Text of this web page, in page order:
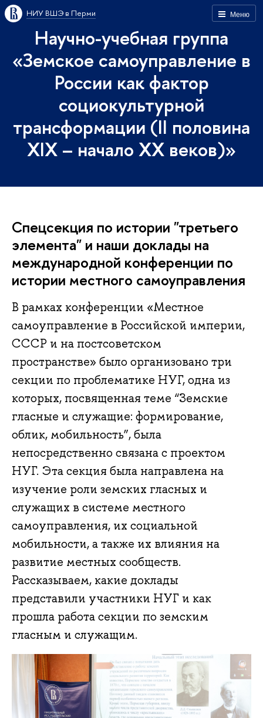
Меню
НИУ ВШЭ в Перми
Научно-учебная группа
«Земское самоуправление в
России как фактор
социокультурной
трансформации (II половина
XIX – начало XX веков)»
Спецсекция по истории "третьего
элемента" и наши доклады на
международной конференции по
истории местного самоуправления
В рамках конференции «Местное
самоуправление в Российской империи,
СССР и на постсоветском
пространстве» было организовано три
секции по проблематике НУГ, одна из
которых, посвященная теме “Земские
гласные и служащие: формирование,
облик, мобильность”, была
непосредственно связана с проектом
НУГ. Эта секция была направлена на
изучение роли земских гласных и
служащих в системе местного
самоуправления, их социальной
мобильности, а также их влияния на
развитие местных сообществ.
Рассказываем, какие доклады
представили участники НУГ и как
прошла работа секции по земским
гласным и служащим.